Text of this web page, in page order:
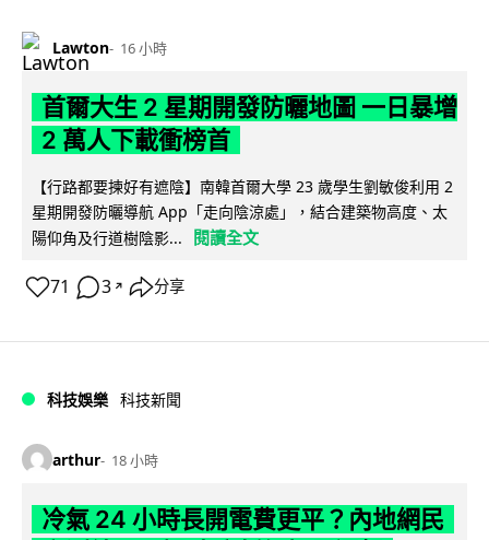
Lawton 16 小時
首爾大生 2 星期開發防曬地圖 一日暴增
2 萬人下載衝榜首
【行路都要揀好有遮陰】南韓首爾大學 23 歲學生劉敏俊利用 2
星期開發防曬導航 App「走向陰涼處」，結合建築物高度、太
陽仰角及行道樹陰影...
閱讀全文
71 3 ↗ 分享
科技娛樂 科技新聞
arthur 18 小時
冷氣 24 小時長開電費更平？內地網民